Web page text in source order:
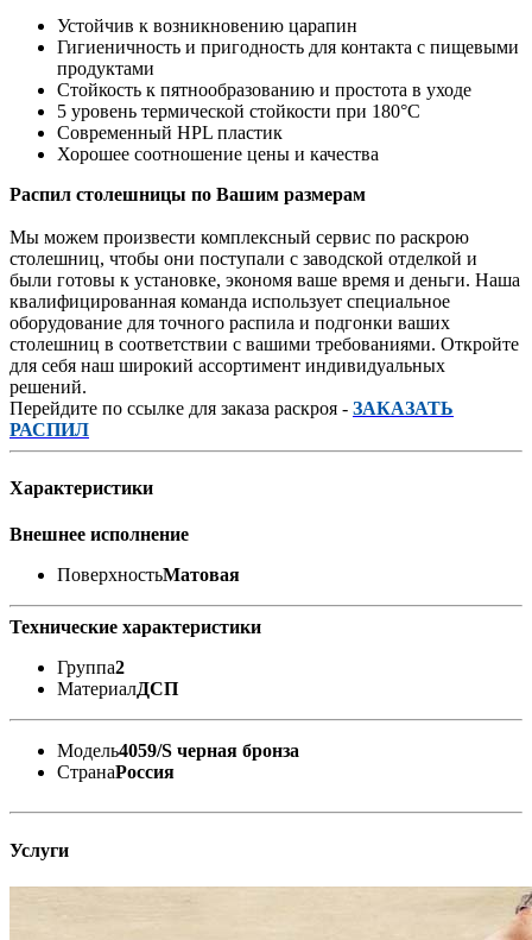
Устойчив к возникновению царапин
Гигиеничность и пригодность для контакта с пищевыми
продуктами
Стойкость к пятнообразованию и простота в уходе
5 уровень термической стойкости при 180°С
Современный HPL пластик
Хорошее соотношение цены и качества
Распил столешницы по Вашим размерам
Мы можем произвести комплексный сервис по раскрою
столешниц, чтобы они поступали с заводской отделкой и
были готовы к установке, экономя ваше время и деньги. Наша
квалифицированная команда использует специальное
оборудование для точного распила и подгонки ваших
столешниц в соответствии с вашими требованиями. Откройте
для себя наш широкий ассортимент индивидуальных
решений.
Перейдите по ссылке для заказа раскроя - ЗАКАЗАТЬ
РАСПИЛ
Характеристики
Внешнее исполнение
ПоверхностьМатовая
Технические характеристики
Группа2
МатериалДСП
Модель4059/S черная бронза
СтранаРоссия
Услуги